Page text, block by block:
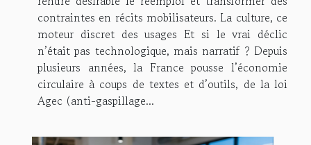
contraintes en récits mobilisateurs. La culture, ce
moteur discret des usages Et si le vrai déclic
n’était pas technologique, mais narratif ? Depuis
plusieurs années, la France pousse l’économie
circulaire à coups de textes et d’outils, de la loi
Agec (anti-gaspillage...